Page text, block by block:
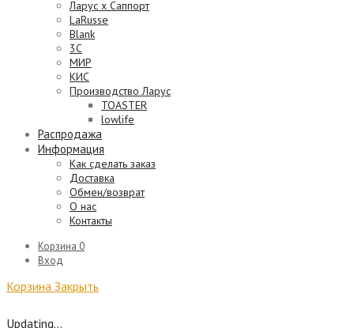
Ларус х Саппорт
LaRusse
Blank
3C
МИР
КИС
Производство Ларус
TOASTER
lowlife
Распродажа
Информация
Как сделать заказ
Доставка
Обмен/возврат
О нас
Контакты
Корзина 0
Вход
Корзина Закрыть
Updating…